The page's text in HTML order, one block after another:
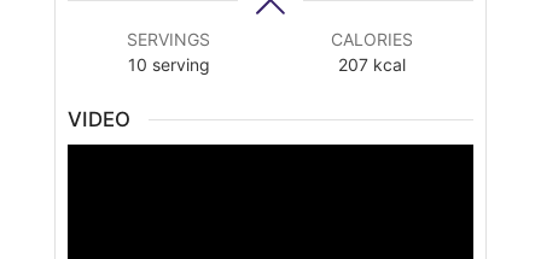
SERVINGS
10 serving
CALORIES
207 kcal
VIDEO